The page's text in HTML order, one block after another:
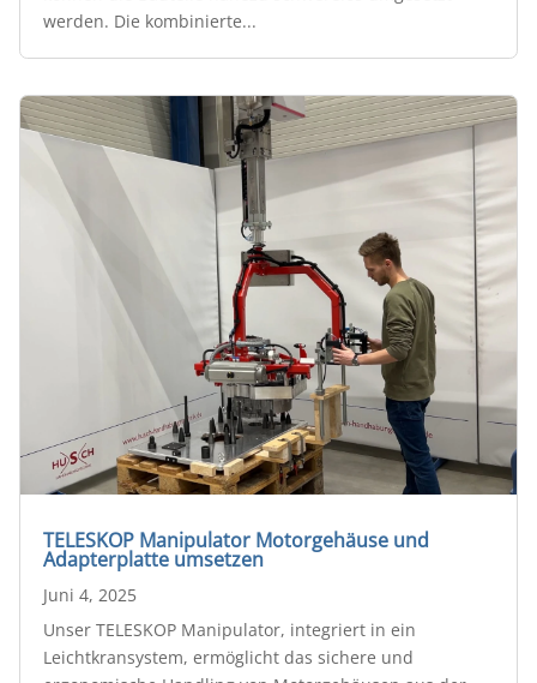
werden. Die kombinierte...
TELESKOP Manipulator Motorgehäuse und
Adapterplatte umsetzen
Juni 4, 2025
Unser TELESKOP Manipulator, integriert in ein
Leichtkransystem, ermöglicht das sichere und